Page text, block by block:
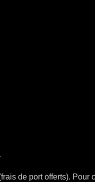
de port offerts). Pour